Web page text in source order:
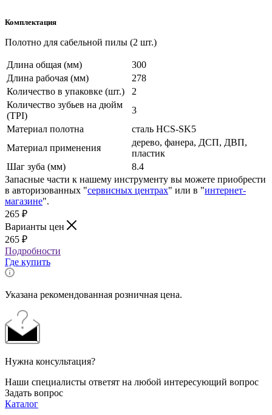
Комплектация
Полотно для сабельной пилы (2 шт.)
Длина общая (мм)
300
Длина рабочая (мм)
278
Количество в упаковке (шт.)
2
Количество зубьев на дюйм
(TPI)
3
Материал полотна
сталь HCS-SK5
Материал применения
дерево, фанера, ДСП, ДВП,
пластик
Шаг зуба (мм)
8.4
Запасные части к нашему инструменту вы можете приобрести
в авторизованных "сервисных центрах" или в "интернет-
магазине".
265 ₽
Варианты цен
265 ₽
Подробности
Где купить
Указана рекомендованная розничная цена.
Нужна консультация?
Наши специалисты ответят на любой интересующий вопрос
Задать вопрос
Каталог